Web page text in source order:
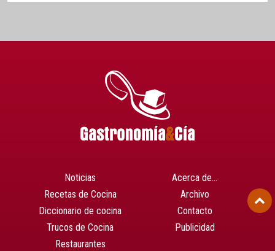
Noticias
Recetas de Cocina
Diccionario de cocina
Trucos de Cocina
Restaurantes
Acerca de…
Archivo
Contacto
Publicidad